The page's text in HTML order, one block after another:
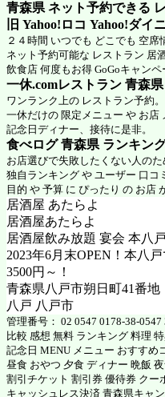
青森県 ネット予約できる
旧 Yahoo!ロコ Yahoo!ダイ
２４時間 いつでも どこでも 空
ネット予約可能な レストラン 居
飲食店 何度もお得 GoGoキャン
一休.comレストラン 青森県
ワンランク上の レストラン予約
一休だけの 限定メニュー や お店
記念日ディナー、接待に是非。
食べログ 青森県 ランキン
お店選びで失敗したくない人の
独自ランキング や ユーザー 口
目的 や 予算 に ぴったり の お店
居酒屋 あたらよ
居酒屋あたらよ
居酒屋飲み放題 宴会 本八
2023年6月末OPEN！本八
3500円～！
青森県八戸市朔日町41番地
八戸 八戸市
管理番号： 02 0547 0178-38-
比較 感想 無料 ランキング 料理
記念日 MENU メニュー おすすめ
昼食 おやつ 夕食 ディナー 晩飯
割引チケット 割引券 優待券 クー
キャッシュレス決済 青森県キャ